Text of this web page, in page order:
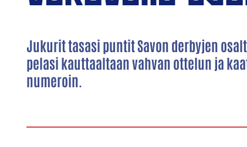
Jukurit tasasi puntit Savon derbyjen
pelasi kauttaaltaan vahvan ottelun ja
numeroin.